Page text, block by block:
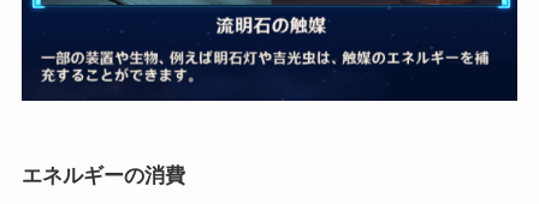
エネルギーの消費